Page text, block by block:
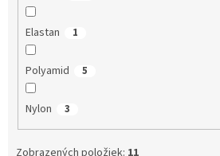
Elastan 1
Polyamid 5
Nylon 3